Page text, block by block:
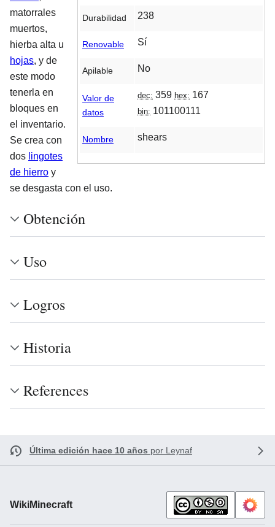
Durabilidad 238
Renovable Sí
Apilable No
Valor de
datos
dec: 359 hex: 167
bin: 101100111
Nombre shears
matorrales
muertos,
hierba alta u
hojas, y de
este modo
tenerla en
bloques en
el inventario.
Se crea con
dos lingotes
de hierro y
se desgasta con el uso.
Obtención
Uso
Logros
Historia
References
Última edición hace 10 años por Leynaf
WikiMinecraft